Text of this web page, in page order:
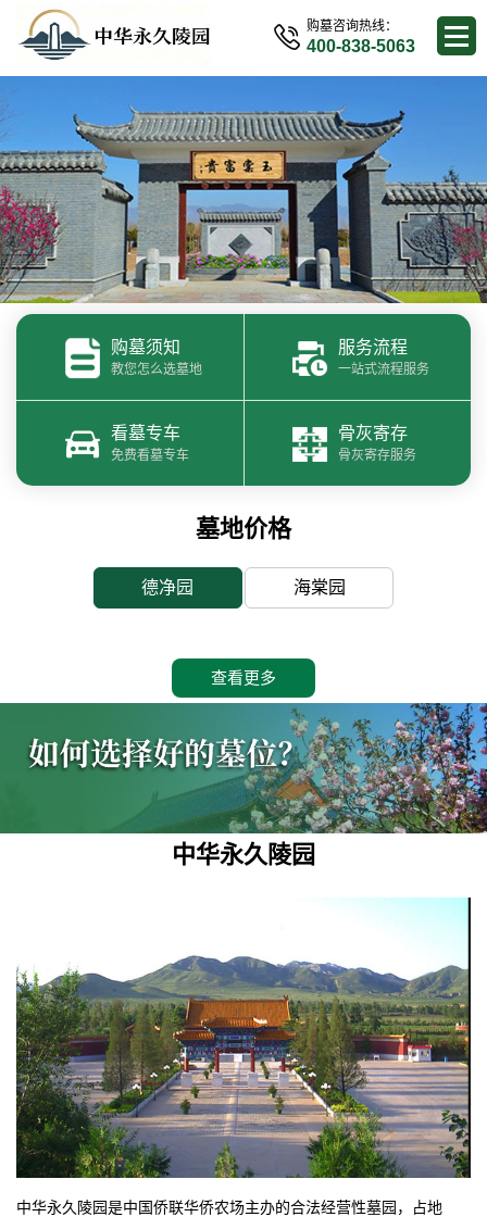
购墓咨询热线：
400-838-5063
购墓须知
教您怎么选墓地
服务流程
一站式流程服务
看墓专车
免费看墓专车
骨灰寄存
骨灰寄存服务
墓地价格
德净园 海棠园
查看更多
中华永久陵园
中华永久陵园是中国侨联华侨农场主办的合法经营性墓园，占地